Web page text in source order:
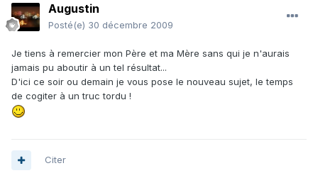
Augustin
Posté(e) 30 décembre 2009
Je tiens à remercier mon Père et ma Mère sans qui je n'aurais
jamais pu aboutir à un tel résultat...
D'ici ce soir ou demain je vous pose le nouveau sujet, le temps
de cogiter à un truc tordu !
Citer